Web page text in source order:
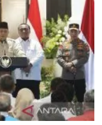
1.061 KDKMP